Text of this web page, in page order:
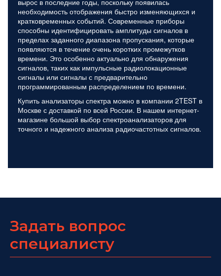
вырос в последние годы, поскольку появилась
необходимость отображения быстро изменяющихся и
кратковременных событий. Современные приборы
способны идентифицировать амплитуды сигналов в
пределах заданного диапазона пропускания, которые
появляются в течение очень коротких промежутков
времени. Это особенно актуально для обнаружения
сигналов, таких как импульсные радиолокационные
сигналы или сигналы с предварительно
программированным распределением по времени.
Купить анализаторы спектра можно в компании 2TEST в
Москве с доставкой по всей России. В нашем интернет-
магазине большой выбор спектроанализаторов для
точного и надежного анализа радиочастотных сигналов.
Задать вопрос
специалисту